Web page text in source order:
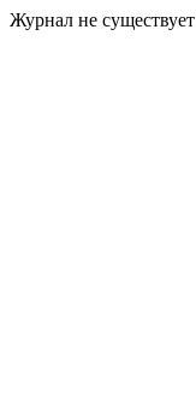
Журнал не существует